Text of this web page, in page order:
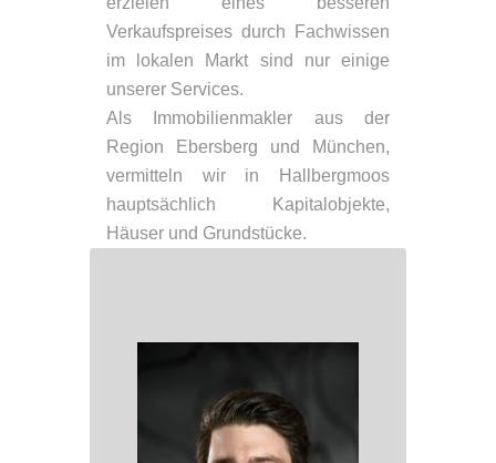
Verkaufspreises durch Fachwissen
im lokalen Markt sind nur einige
unserer Services.
Als Immobilienmakler aus der
Region Ebersberg und München,
vermitteln wir in Hallbergmoos
hauptsächlich Kapitalobjekte,
Häuser und Grundstücke.